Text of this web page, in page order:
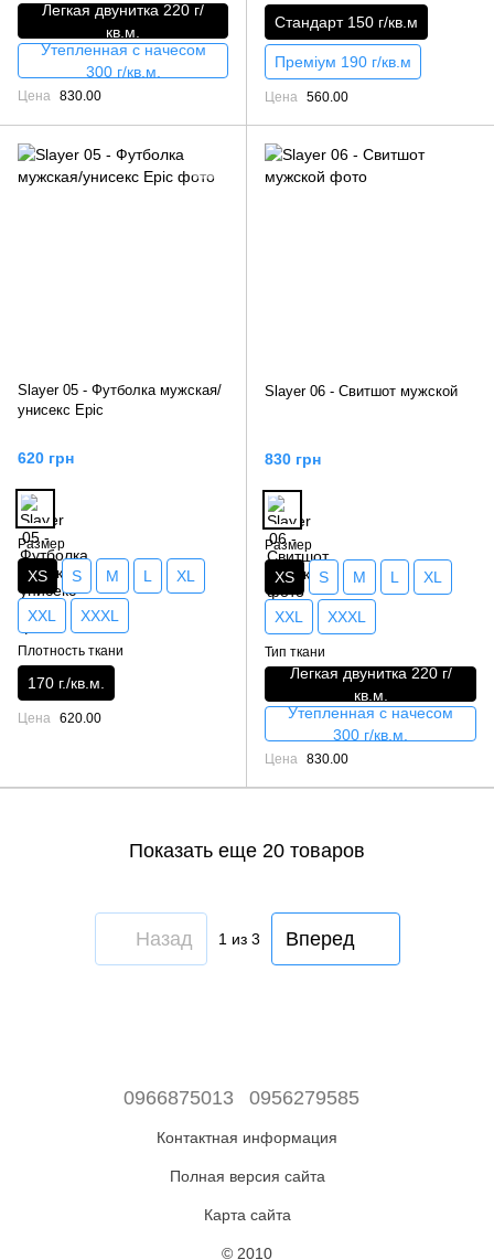
Легкая двунитка 220 г/
кв.м.
Утепленная с начесом
300 г/кв.м.
Цена 830.00
Стандарт 150 г/кв.м
Преміум 190 г/кв.м
Цена 560.00
Slayer 05 - Футболка мужская/
унисекс Epic
620 грн
Размер
XS S M L XL
XXL XXXL
Плотность ткани
170 г./кв.м.
Цена 620.00
Slayer 06 - Свитшот мужской
830 грн
Размер
XS S M L XL
XXL XXXL
Тип ткани
Легкая двунитка 220 г/
кв.м.
Утепленная с начесом
300 г/кв.м.
Цена 830.00
Показать еще 20 товаров
Назад 1 из 3 Вперед
0966875013 0956279585
Контактная информация
Полная версия сайта
Карта сайта
© 2010